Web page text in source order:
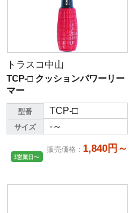
トラスコ中山
TCP-□ クッションパワーリー
マー
型番 TCP-□
サイズ -～
販売価格 ： 1,840円～